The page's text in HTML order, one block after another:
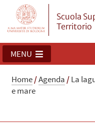
Scuola
Territorio
MENU
Home/Agenda /La
e mare